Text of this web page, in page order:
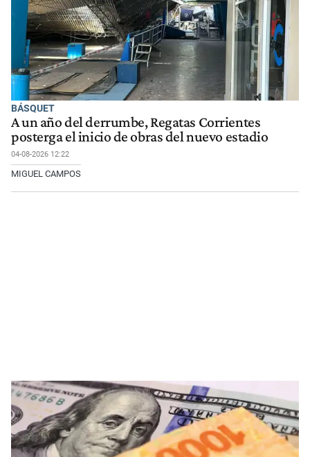
BÁSQUET
A un año del derrumbe, Regatas Corrientes
posterga el inicio de obras del nuevo estadio
04-08-2026 12:22
MIGUEL CAMPOS